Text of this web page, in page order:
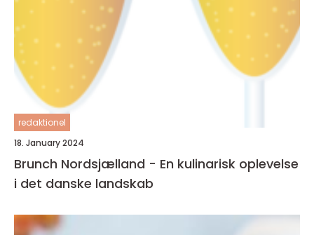
redaktionel
18. January 2024
Brunch Nordsjælland - En kulinarisk oplevelse
i det danske landskab